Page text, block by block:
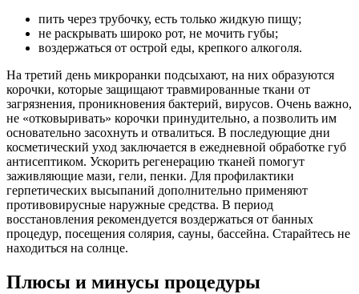
пить через трубочку, есть только жидкую пищу;
не раскрывать широко рот, не мочить губы;
воздержаться от острой еды, крепкого алкоголя.
На третий день микроранки подсыхают, на них образуются
корочки, которые защищают травмированные ткани от
загрязнения, проникновения бактерий, вирусов. Очень важно,
не «отковыривать» корочки принудительно, а позволить им
основательно засохнуть и отвалиться. В последующие дни
косметический уход заключается в ежедневной обработке губ
антисептиком. Ускорить регенерацию тканей помогут
заживляющие мази, гели, пенки. Для профилактики
герпетических высыпаний дополнительно применяют
противовирусные наружные средства. В период
восстановления рекомендуется воздержаться от банных
процедур, посещения солярия, сауны, бассейна. Старайтесь не
находиться на солнце.
Плюсы и минусы процедуры